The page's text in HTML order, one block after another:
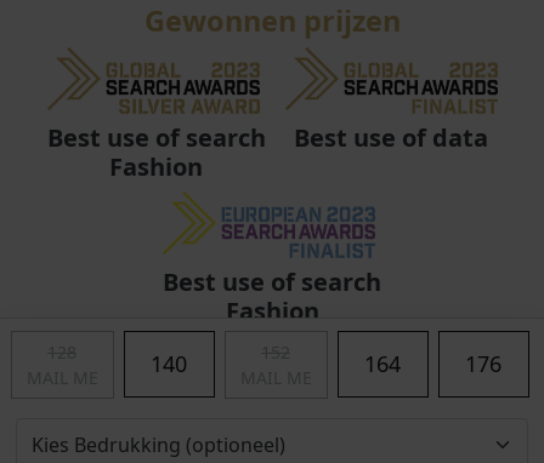
140 164 176
Gewonnen prijzen
Best use of search
Fashion
Best use of data
Best use of search
Fashion